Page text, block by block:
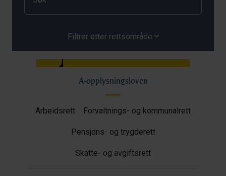
Filtrer etter rettsområde
A-opplysningsloven
Arbeidsrett Forvaltnings- og kommunalrett
Pensjons- og trygderett
Skatte- og avgiftsrett